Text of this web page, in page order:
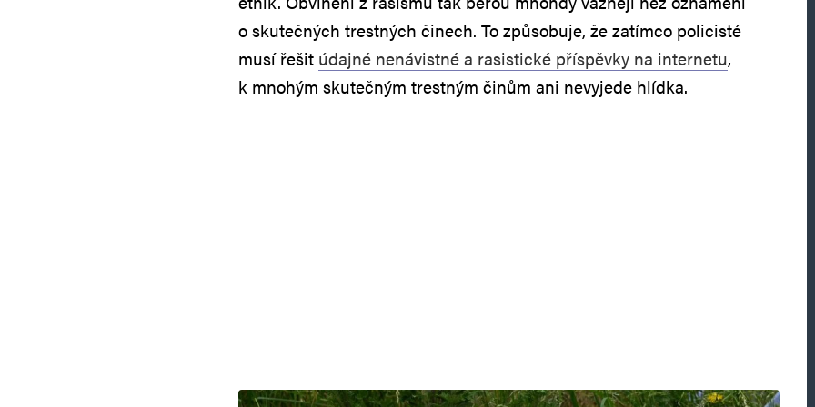
o skutečných trestných činech. To způsobuje, že zatímco policisté
musí řešit údajné nenávistné a rasistické příspěvky na internetu,
k mnohým skutečným trestným činům ani nevyjede hlídka.